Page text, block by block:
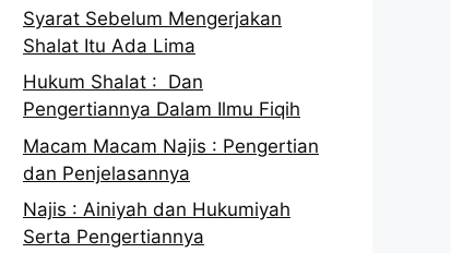
Syarat Sebelum Mengerjakan
Shalat Itu Ada Lima
Hukum Shalat : Dan
Pengertiannya Dalam Ilmu Fiqih
Macam Macam Najis : Pengertian
dan Penjelasannya
Najis : Ainiyah dan Hukumiyah
Serta Pengertiannya